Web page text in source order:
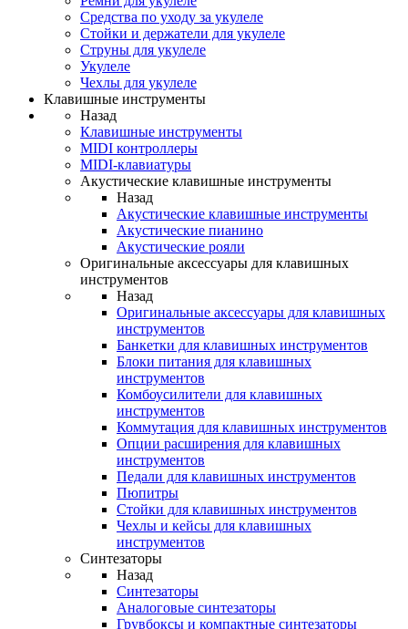
Средства по уходу за укулеле
Стойки и держатели для укулеле
Струны для укулеле
Укулеле
Чехлы для укулеле
Клавишные инструменты
Назад
Клавишные инструменты
MIDI контроллеры
MIDI-клавиатуры
Акустические клавишные инструменты
Назад
Акустические клавишные инструменты
Акустические пианино
Акустические рояли
Оригинальные аксессуары для клавишных
инструментов
Назад
Оригинальные аксессуары для клавишных
инструментов
Банкетки для клавишных инструментов
Блоки питания для клавишных
инструментов
Комбоусилители для клавишных
инструментов
Коммутация для клавишных инструментов
Опции расширения для клавишных
инструментов
Педали для клавишных инструментов
Пюпитры
Стойки для клавишных инструментов
Чехлы и кейсы для клавишных
инструментов
Синтезаторы
Назад
Синтезаторы
Аналоговые синтезаторы
Грувбоксы и компактные синтезаторы